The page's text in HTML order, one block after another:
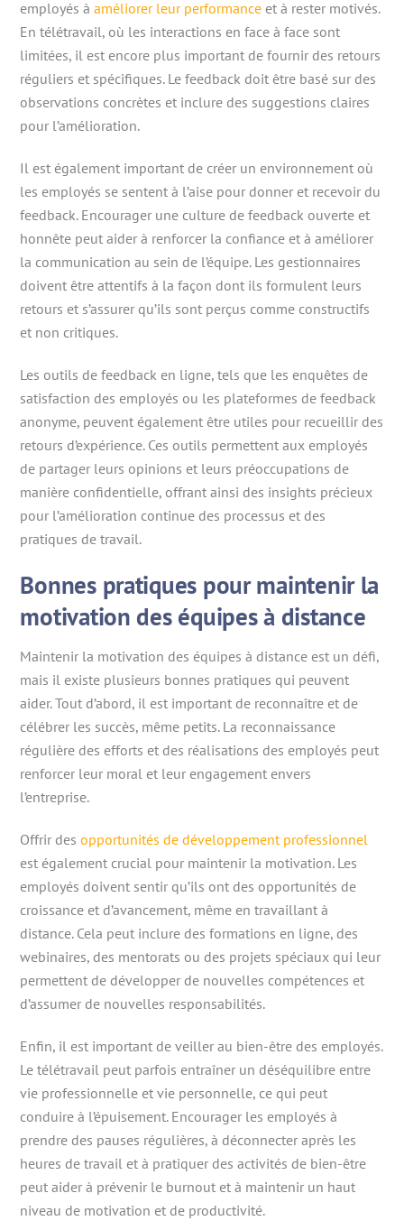
employés àaméliorer leur performance et à rester motivés.
En télétravail, où les interactions en face à face sont
limitées, il est encore plus important de fournir des retours
réguliers et spécifiques. Le feedback doit être basé sur des
observations concrètes et inclure des suggestions claires
pour l’amélioration.
Il est également important de créer un environnement où
les employés se sentent à l’aise pour donner et recevoir du
feedback. Encourager une culture de feedback ouverte et
honnête peut aider à renforcer la confiance et à améliorer
la communication au sein de l’équipe. Les gestionnaires
doivent être attentifs à la façon dont ils formulent leurs
retours et s’assurer qu’ils sont perçus comme constructifs
et non critiques.
Les outils de feedback en ligne, tels que les enquêtes de
satisfaction des employés ou les plateformes de feedback
anonyme, peuvent également être utiles pour recueillir des
retours d’expérience. Ces outils permettent aux employés
de partager leurs opinions et leurs préoccupations de
manière confidentielle, offrant ainsi des insights précieux
pour l’amélioration continue des processus et des
pratiques de travail.
Bonnes pratiques pour maintenir la
motivation des équipes à distance
Maintenir la motivation des équipes à distance est un défi,
mais il existe plusieurs bonnes pratiques qui peuvent
aider. Tout d’abord, il est important de reconnaître et de
célébrer les succès, même petits. La reconnaissance
régulière des efforts et des réalisations des employés peut
renforcer leur moral et leur engagement envers
l’entreprise.
Offrir desopportunités de développement professionnel
est également crucial pour maintenir la motivation. Les
employés doivent sentir qu’ils ont des opportunités de
croissance et d’avancement, même en travaillant à
distance. Cela peut inclure des formations en ligne, des
webinaires, des mentorats ou des projets spéciaux qui leur
permettent de développer de nouvelles compétences et
d’assumer de nouvelles responsabilités.
Enfin, il est important de veiller au bien-être des employés.
Le télétravail peut parfois entraîner un déséquilibre entre
vie professionnelle et vie personnelle, ce qui peut
conduire à l’épuisement. Encourager les employés à
prendre des pauses régulières, à déconnecter après les
heures de travail et à pratiquer des activités de bien-être
peut aider à prévenir le burnout et à maintenir un haut
niveau de motivation et de productivité.